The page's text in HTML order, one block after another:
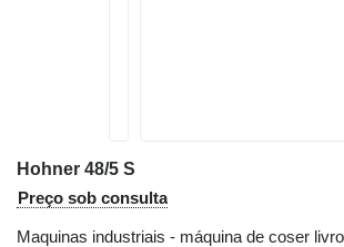
Hohner 48/5 S
Preço sob consulta
Maquinas industriais - máquina de coser